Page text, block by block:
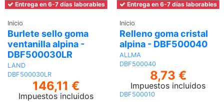
Entrega en 6-7 días laborables
Inicio
Burlete sello goma
ventanilla alpina -
DBF500030LR
LAND
DBF500030LR
146,11 €
Impuestos incluidos
Entrega en 6-7 días laborables
Inicio
Relleno goma cristal
alpina - DBF500040
ALLMA
DBF500040
8,73 €
Impuestos incluidos
DBF500010